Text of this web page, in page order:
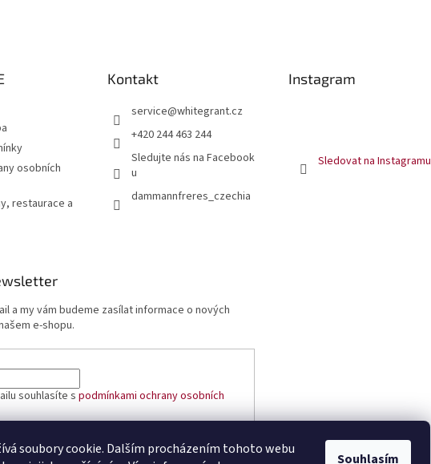
soubory cookie. Dalším procházením tohoto webu
Souhlasím
osobních
restaurace a
Kontakt
service@whitegrant.cz
+420 244 463 244
Sledujte nás na Facebook
u
dammannfreres_czechia
Instagram
Sledovat na Instagramu
a my vám budeme zasílat informace o nových
e-shopu.
souhlasíte spodmínkami ochrany osobních
SE